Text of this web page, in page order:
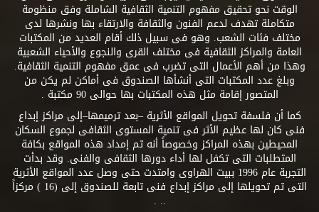
الوقت نحو تحقيق مفهوم التنمية الثقافية الشاملة وفق منظومة
متكاملة تهدف لدعم الفنون والثقافة والارتقاء بها ونشرها لدى
مختلف فئات الشعب. وهو فى سبيل ذلك أقام العديد من المكتبات
العامة والمراكز الثقافية فى مختلف القرى والنجوع والأحياء الشعبية
وهذا من أهم الأعمال التى تضرب فى عمق مفهوم التنمية الثقافية.
وبلغ عدد المكتبات التى أنشأها الصندوق فى أماكن لم يكن من
المتصور إقامة مثل هذه المكتبات بها حوالى 90 مكتبة .
كما أن فلسفة تحويل المواقع الأثرية –بعد ترميمها–إلى مراكز إبداع
فنى كان لها عظيم الأثر فى تنمية المستوى الثقافى لجموع السكان
المحيطين بهذه المراكز وخصوصاً أنه تم إمداد هذه المواقع بكافة
المتطلبات التى تكفل لها أداء دورها الثقافى والفنى. وقد بدأت
التجربة عام 1996 ببيت الهراوى وامتدت حتى وصل عدد المواقع الأثرية
التى تم تحويلها إلى مراكز إبداع فنى تابعة للصندوق إلى (16 ) مركزاً
.. .